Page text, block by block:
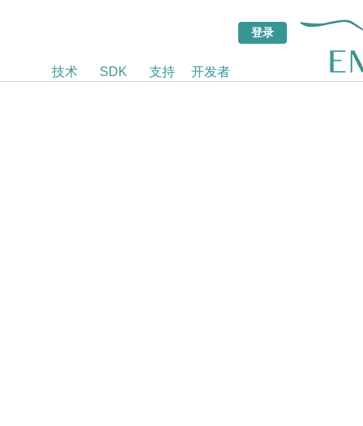
技术 SDK 支持 开发者